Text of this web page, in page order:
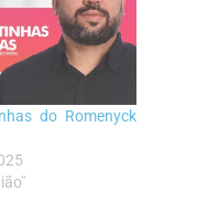
do Romenyck